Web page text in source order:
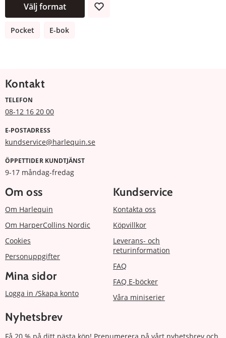
Välj format
Pocket E-bok
Kontakt
TELEFON
08-12 16 20 00
E-POSTADRESS
kundservice@harlequin.se
ÖPPETTIDER KUNDTJÄNST
9-17 måndag-fredag
Om oss
Om Harlequin
Om HarperCollins Nordic
Cookies
Personuppgifter
Mina sidor
Logga in /Skapa konto
Kundservice
Kontakta oss
Köpvillkor
Leverans- och
returinformation
FAQ
FAQ E-böcker
Våra miniserier
Nyhetsbrev
Få 20 % på ditt nästa köp! Prenumerera på vårt nyhetsbrev och